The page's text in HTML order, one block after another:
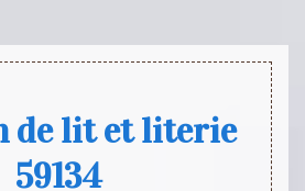
de lit et literie
59134